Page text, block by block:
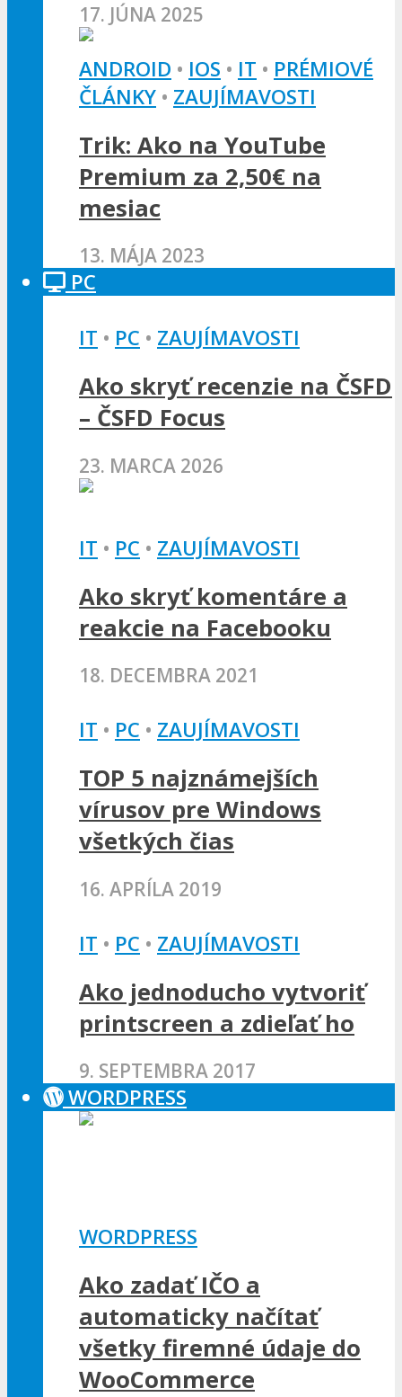
17. JÚNA 2025
ANDROID • IOS • IT • PRÉMIOVÉ
ČLÁNKY • ZAUJÍMAVOSTI
Trik: Ako na YouTube
Premium za 2,50€ na
mesiac
13. MÁJA 2023
PC
IT • PC • ZAUJÍMAVOSTI
Ako skryť recenzie na ČSFD
– ČSFD Focus
23. MARCA 2026
IT • PC • ZAUJÍMAVOSTI
Ako skryť komentáre a
reakcie na Facebooku
18. DECEMBRA 2021
IT • PC • ZAUJÍMAVOSTI
TOP 5 najznámejších
vírusov pre Windows
všetkých čias
16. APRÍLA 2019
IT • PC • ZAUJÍMAVOSTI
Ako jednoducho vytvoriť
printscreen a zdieľať ho
9. SEPTEMBRA 2017
WORDPRESS
WORDPRESS
Ako zadať IČO a
automaticky načítať
všetky firemné údaje do
WooCommerce